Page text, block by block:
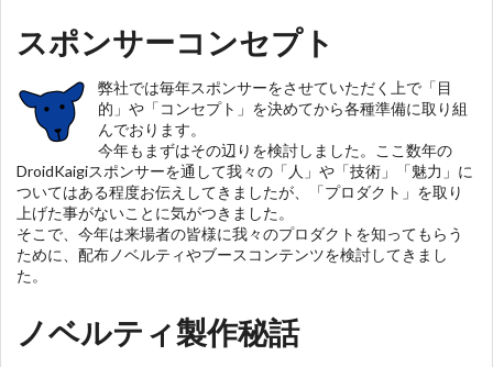
スポンサーコンセプト
弊社では毎年スポンサーをさせていただく上で「目
的」や「コンセプト」を決めてから各種準備に取り組
んでおります。
今年もまずはその辺りを検討しました。ここ数年の
DroidKaigiスポンサーを通して我々の「人」や「技術」「魅力」に
ついてはある程度お伝えしてきましたが、「プロダクト」を取り
上げた事がないことに気がつきました。
そこで、今年は来場者の皆様に我々のプロダクトを知ってもらう
ために、配布ノベルティやブースコンテンツを検討してきまし
た。
ノベルティ製作秘話